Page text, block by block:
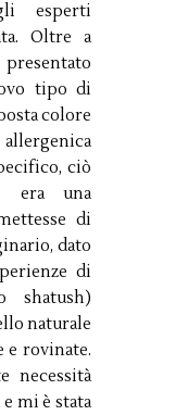
esperti
Oltre a
tipo di
colore
ciò
era una
di
dato
di
shatush)
naturale
e rovinate.
necessità
mi è stata